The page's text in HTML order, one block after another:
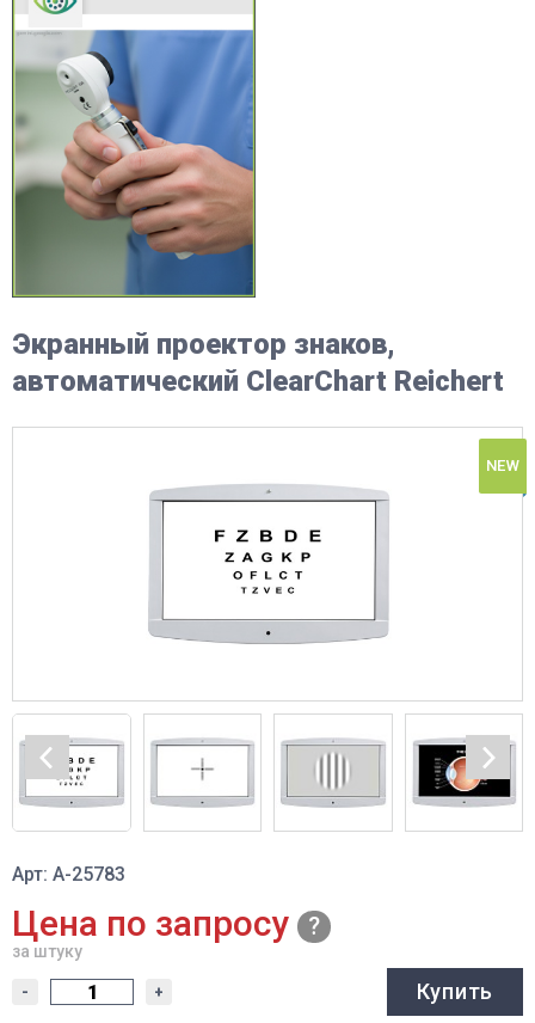
Экранный проектор знаков,
автоматический ClearChart Reichert
NEW
Арт: A-25783
Цена по запросу
за штуку
- + Купить